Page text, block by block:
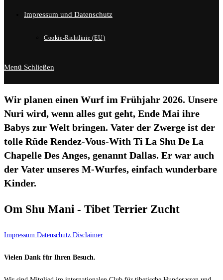
Impressum und Datenschutz
Cookie-Richtlinie (EU)
Menü Schließen
Wir planen einen Wurf im Frühjahr 2026. Unsere
Nuri wird, wenn alles gut geht, Ende Mai ihre
Babys zur Welt bringen. Vater der Zwerge ist der
tolle Rüde Rendez-Vous-With Ti La Shu De La
Chapelle Des Anges, genannt Dallas. Er war auch
der Vater unseres M-Wurfes, einfach wunderbare
Kinder.
Om Shu Mani - Tibet Terrier Zucht
Impressum Datenschutz Disclaimer
Vielen Dank für Ihren Besuch.